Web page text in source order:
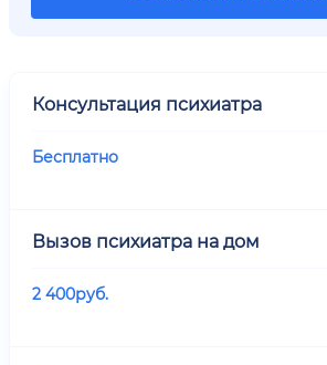
Консультация психиатра
Бесплатно
Вызов психиатра на дом
2 400руб.